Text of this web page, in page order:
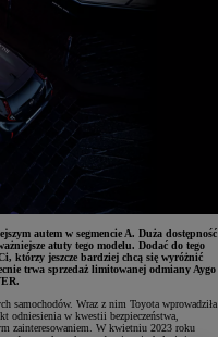
autem w segmencie A. Duża dostępność
atuty tego modelu. Dodać do tego
którzy jeszcze bardziej chcą się wyróżnić
trwa sprzedaż limitowanej odmiany Aygo
samochodów. Wraz z nim Toyota wprowadziła
odniesienia w kwestii bezpieczeństwa,
zainteresowaniem. W kwietniu 2023 roku